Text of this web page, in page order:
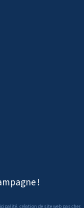
!
,création de site web pas cher,